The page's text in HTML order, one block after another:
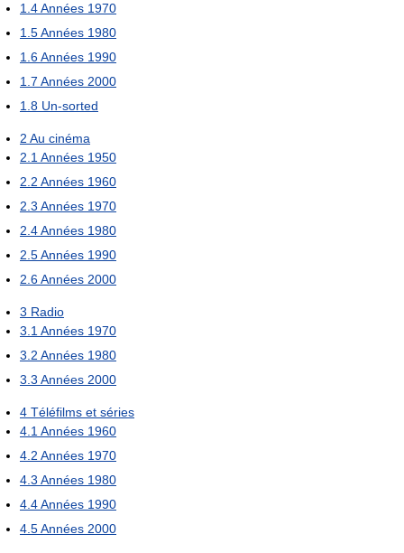
1.4Années 1970
1.5Années 1980
1.6Années 1990
1.7 Années 2000
1.8 Un-sorted
2 Au cinéma
2.1 Années 1950
2.2 Années 1960
2.3 Années 1970
2.4Années 1980
2.5Années 1990
2.6Années 2000
3 Radio
3.1 Années 1970
3.2 Années 1980
3.3 Années 2000
4 Téléfilms et séries
4.1 Années 1960
4.2 Années 1970
4.3 Années 1980
4.4Années 1990
4.5Années 2000